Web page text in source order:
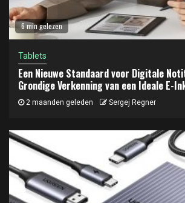
6 min gelezen
Tablets
Een Nieuwe Standaard voor Digitale
Grondige Verkenning van een Ideale E-
2 maanden geleden Sergej Regner